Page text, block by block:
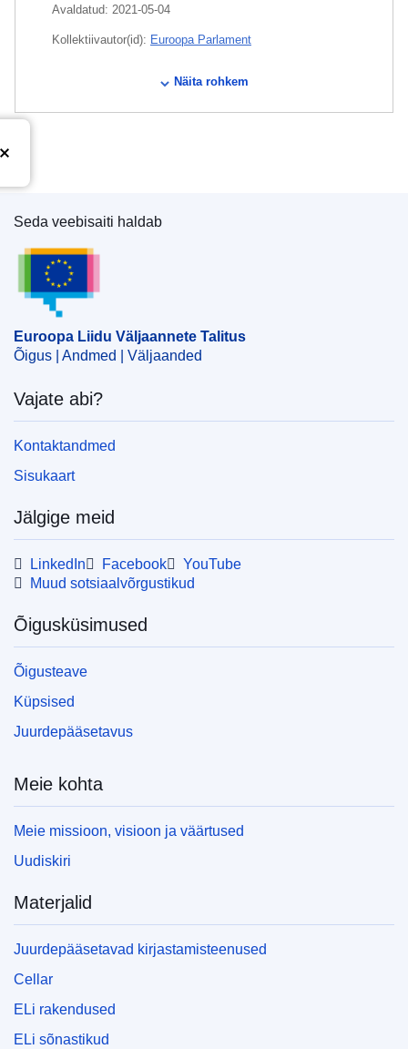
Avaldatud: 2021-05-04
Kollektiivautor(id): Euroopa Parlament
Näita rohkem
Euroopa Liidu Väljaannete Talitus
Seda veebisaiti haldab
Euroopa Liidu Väljaannete Talitus
Õigus | Andmed | Väljaanded
Vajate abi?
Kontaktandmed
Sisukaart
Jälgige meid
LinkedIn Facebook
YouTube
Muud sotsiaalvõrgustikud
Õigusküsimused
Õigusteave
Küpsised
Juurdepääsetavus
Meie kohta
Meie missioon, visioon ja väärtused
Uudiskiri
Materjalid
Juurdepääsetavad kirjastamisteenused
Cellar
ELi rakendused
ELi sõnastikud